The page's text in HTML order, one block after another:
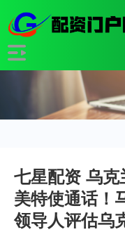
七星配资 乌
美特使通话！
领导人评估乌